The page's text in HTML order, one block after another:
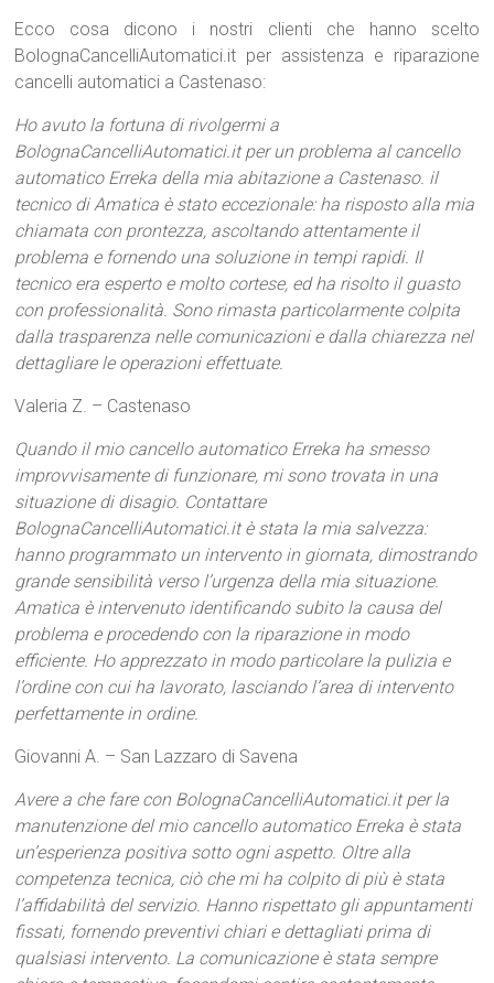
Ecco cosa dicono i nostri clienti che hanno scelto
BolognaCancelliAutomatici.it per assistenza e riparazione
cancelli automatici a Castenaso:
Ho avuto la fortuna di rivolgermi a
BolognaCancelliAutomatici.it per un problema al cancello
automatico Erreka della mia abitazione a Castenaso. il
tecnico di Amatica è stato eccezionale: ha risposto alla mia
chiamata con prontezza, ascoltando attentamente il
problema e fornendo una soluzione in tempi rapidi. Il
tecnico era esperto e molto cortese, ed ha risolto il guasto
con professionalità. Sono rimasta particolarmente colpita
dalla trasparenza nelle comunicazioni e dalla chiarezza nel
dettagliare le operazioni effettuate.
Valeria Z. – Castenaso
Quando il mio cancello automatico Erreka ha smesso
improvvisamente di funzionare, mi sono trovata in una
situazione di disagio. Contattare
BolognaCancelliAutomatici.it è stata la mia salvezza:
hanno programmato un intervento in giornata, dimostrando
grande sensibilità verso l’urgenza della mia situazione.
Amatica è intervenuto identificando subito la causa del
problema e procedendo con la riparazione in modo
efficiente. Ho apprezzato in modo particolare la pulizia e
l’ordine con cui ha lavorato, lasciando l’area di intervento
perfettamente in ordine.
Giovanni A. – San Lazzaro di Savena
Avere a che fare con BolognaCancelliAutomatici.it per la
manutenzione del mio cancello automatico Erreka è stata
un’esperienza positiva sotto ogni aspetto. Oltre alla
competenza tecnica, ciò che mi ha colpito di più è stata
l’affidabilità del servizio. Hanno rispettato gli appuntamenti
fissati, fornendo preventivi chiari e dettagliati prima di
qualsiasi intervento. La comunicazione è stata sempre